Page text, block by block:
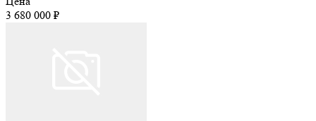
3 680 000 ₽